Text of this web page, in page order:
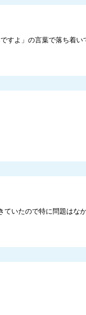
すよ」の言葉で落ち着い
いたので特に問題はなか